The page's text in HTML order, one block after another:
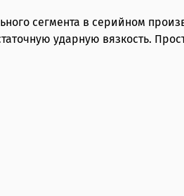
сегмента в серийном
ударную вязкость.